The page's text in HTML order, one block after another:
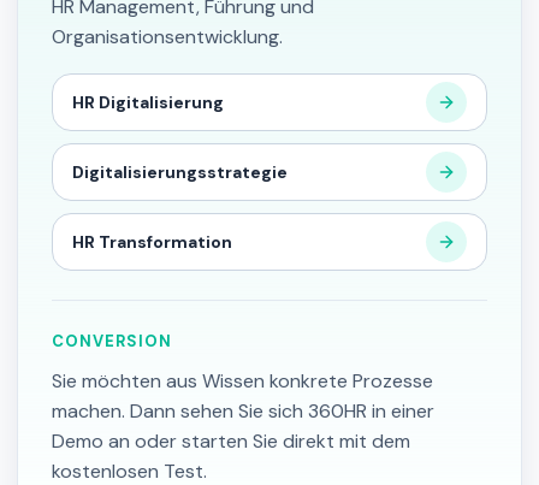
HR Management, Führung und
Organisationsentwicklung.
HR Digitalisierung
Digitalisierungsstrategie
HR Transformation
CONVERSION
Sie möchten aus Wissen konkrete Prozesse
machen. Dann sehen Sie sich 360HR in einer
Demo an oder starten Sie direkt mit dem
kostenlosen Test.